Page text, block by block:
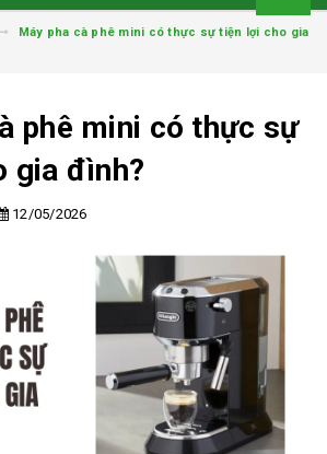
Máy pha cà phê mini có thực sự tiện lợi cho gia
phê mini có thực sự
gia đình?
12/05/2026